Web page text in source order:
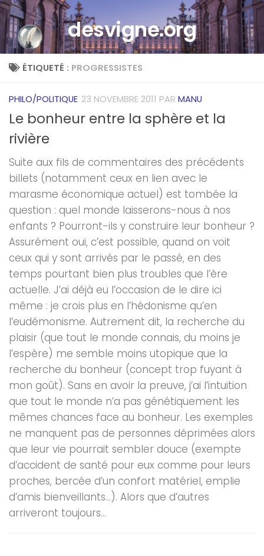
Skip to contentdesvigne.org
ÉTIQUETÉ : PROGRESSISTES
PHILO/POLITIQUE 23 NOVEMBRE 2011 PAR MANU
Le bonheur entre la sphère et la
rivière
Suite aux fils de commentaires des précédents
billets (notamment ceux en lien avec le
marasme économique actuel) est tombée la
question : quel monde laisserons-nous à nos
enfants ? Pourront-ils y construire leur bonheur ?
Assurément oui, c’est possible, quand on voit
ceux qui y sont arrivés par le passé, en des
temps pourtant bien plus troubles que l’ère
actuelle. J’ai déjà eu l’occasion de le dire ici
même : je crois plus en l’hédonisme qu’en
l’eudémonisme. Autrement dit, la recherche du
plaisir (que tout le monde connais, du moins je
l’espère) me semble moins utopique que la
recherche du bonheur (concept trop fuyant à
mon goût). Sans en avoir la preuve, j’ai l’intuition
que tout le monde n’a pas génétiquement les
mêmes chances face au bonheur. Les exemples
ne manquent pas de personnes déprimées alors
que leur vie pourrait sembler douce (exempte
d’accident de santé pour eux comme pour leurs
proches, bercée d’un confort matériel, emplie
d’amis bienveillants…). Alors que d’autres
arriveront toujours...